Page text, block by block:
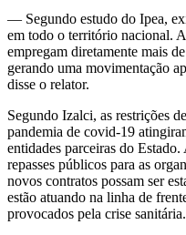
— Segundo estudo do Ipea,
em todo o território nacional.
empregam diretamente mais
gerando uma movimentação
disse o relator.
Segundo Izalci, as restrições
pandemia de covid-19
entidades parceiras do
repasses públicos para as
novos contratos possam ser
estão atuando na linha de
provocados pela crise sanitária.